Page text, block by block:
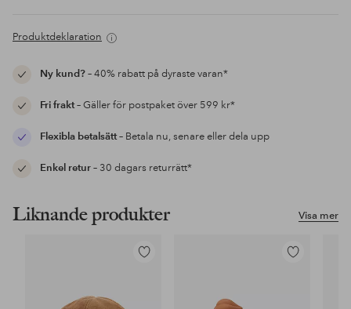
Produktdeklaration
Ny kund?– 40% rabatt på dyraste varan*
Fri frakt– Gäller för postpaket över 599 kr*
Flexibla betalsätt– Betala nu, senare eller dela upp
Enkel retur– 30 dagars returrätt*
Visa mer
Liknande produkter
Lägg
Lägg